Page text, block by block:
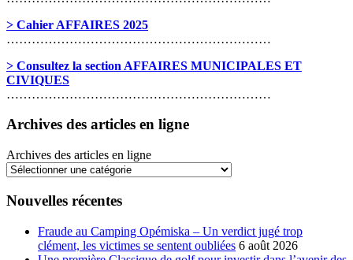
> Cahier AFFAIRES 2025
………………………………………………………
> Consultez la section AFFAIRES MUNICIPALES ET
CIVIQUES
………………………………………………………
Archives des articles en ligne
Archives des articles en ligne
Nouvelles récentes
Fraude au Camping Opémiska – Un verdict jugé trop
clément, les victimes se sentent oubliées 6 août 2026